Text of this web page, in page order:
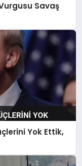
Savaş
Yok Ettik,